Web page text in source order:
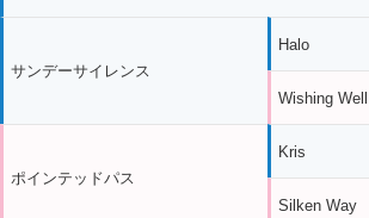
サンデーサイレンス
ポインテッドパス
Halo
Wishing Well
Kris
Silken Way